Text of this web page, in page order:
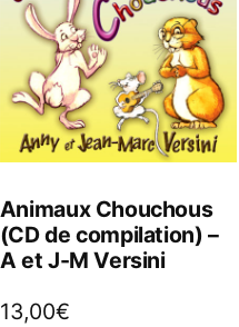
Animaux Chouchous
(CD de compilation) –
A et J-M Versini
13,00€